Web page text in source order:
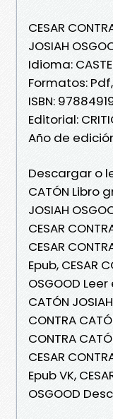
CESAR
JOSIAH
Idioma:
Formatos: Pdf,
ISBN:
Editorial:
Año de
Descargar o
CATÓN Libro
JOSIAH
CESAR
CESAR
Epub, CESAR
OSGOOD Leer
CATÓN
CONTRA
CONTRA
CESAR
Epub VK,
OSGOOD